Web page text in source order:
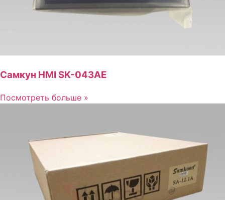
Самкун HMI SK-043AE
Посмотреть больше »